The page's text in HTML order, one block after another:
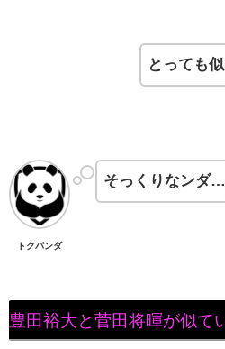
とっても
トクパンダ
そっくりなンダ…
豊田裕大と菅田将暉が似て